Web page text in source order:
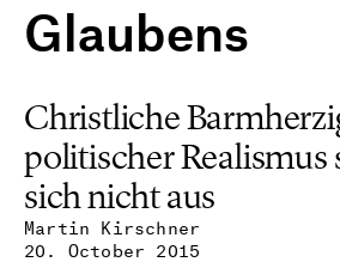
Glaubens
Martin Kirschner
20. October 2015
Christliche
politischer Realismus
sich nicht aus